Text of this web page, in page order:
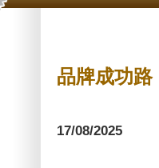
品牌成功路
17/08/2025